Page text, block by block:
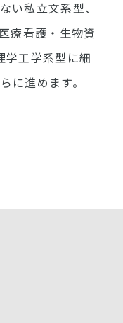
い私立文系型、
療看護・生物資
学工学系型に細
に進めます。